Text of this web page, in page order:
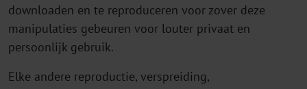
downloaden en te reproduceren voor zover deze
manipulaties gebeuren voor louter privaat en
persoonlijk gebruik.
Elke andere reproductie, verspreiding,